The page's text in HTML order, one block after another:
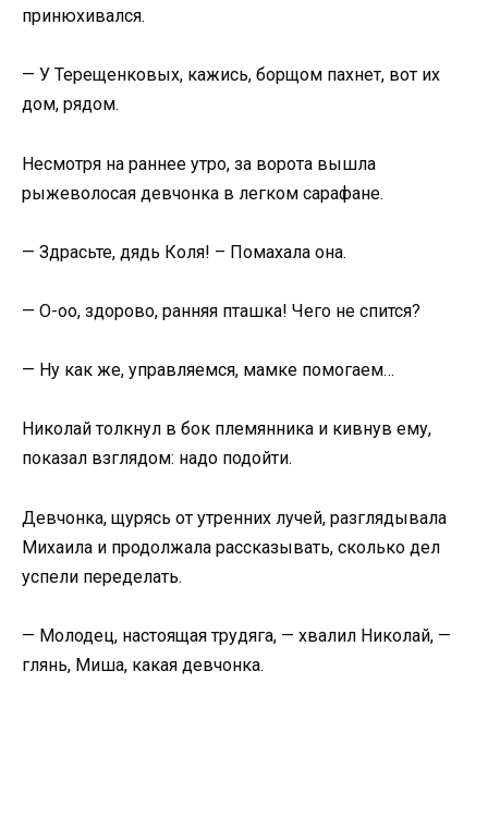
принюхивался.
— У Терещенковых, кажись, борщом пахнет, вот их
дом, рядом.
Несмотря на раннее утро, за ворота вышла
рыжеволосая девчонка в легком сарафане.
— Здрасьте, дядь Коля! – Помахала она.
— О-оо, здорово, ранняя пташка! Чего не спится?
— Ну как же, управляемся, мамке помогаем…
Николай толкнул в бок племянника и кивнув ему,
показал взглядом: надо подойти.
Девчонка, щурясь от утренних лучей, разглядывала
Михаила и продолжала рассказывать, сколько дел
успели переделать.
— Молодец, настоящая трудяга, — хвалил Николай, —
глянь, Миша, какая девчонка.